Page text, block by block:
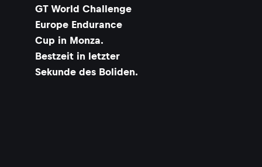
GT World Challenge
Europe Endurance
Cup in Monza.
Bestzeit in letzter
Sekunde des Boliden.